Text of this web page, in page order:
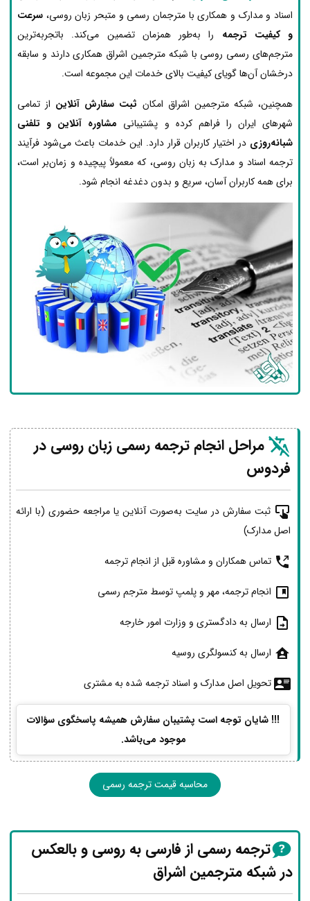
اسناد و مدارک و همکاری با مترجمان رسمی و متبحر زبان روسی، سرعت
و کیفیت ترجمه را به‌طور همزمان تضمین می‌کند. باتجربه‌ترین
مترجم‌های رسمی روسی با شبکه مترجمین اشراق همکاری دارند و سابقه
درخشان آن‌ها گویای کیفیت بالای خدمات این مجموعه است.
همچنین، شبکه مترجمین اشراق امکان ثبت سفارش آنلاین از تمامی
شهرهای ایران را فراهم کرده و پشتیبانی مشاوره آنلاین و تلفنی
شبانه‌روزی در اختیار کاربران قرار دارد. این خدمات باعث می‌شود فرآیند
ترجمه اسناد و مدارک به زبان روسی، که معمولاً پیچیده و زمان‌بر است،
برای همه کاربران آسان، سریع و بدون دغدغه انجام شود.
مراحل انجام ترجمه رسمی زبان روسی در
فردوس
ثبت سفارش در سایت به‌صورت آنلاین یا مراجعه حضوری (با ارائه
اصل مدارک)
تماس همکاران و مشاوره قبل از انجام ترجمه
انجام ترجمه، مهر و پلمپ توسط مترجم رسمی
ارسال به دادگستری و وزارت امور خارجه
ارسال به کنسولگری روسیه
تحویل اصل مدارک و اسناد ترجمه شده به مشتری
!!! شایان توجه است پشتیبان سفارش همیشه پاسخگوی سؤالات
موجود می‌باشد.
محاسبه قیمت ترجمه رسمی
ترجمه رسمی از فارسی به روسی و بالعکس
در شبکه مترجمین اشراق